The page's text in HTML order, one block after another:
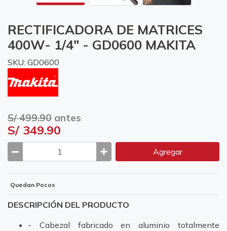
RECTIFICADORA DE MATRICES
400W- 1/4" - GD0600 MAKITA
SKU: GD0600
S/ 499.90 antes
S/ 349.90
Agregar
Quedan Pocos
DESCRIPCIÓN DEL PRODUCTO
- Cabezal fabricado en aluminio totalmente